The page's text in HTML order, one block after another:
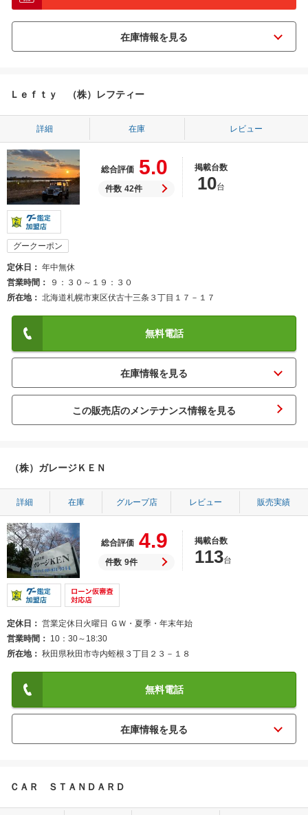
Ｌｅｆｔｙ （株）レフティー
詳細 在庫 レビュー
総合評価 5.0
件数 42件
掲載台数
10台
グークーポン
定休日
年中無休
営業時間
９：３０～１９：３０
所在地
北海道札幌市東区伏古十三条３丁目１７－１７
無料電話
この販売店のメンテナンス情報を見る
（株）ガレージＫＥＮ
詳細 在庫 グループ店 レビュー 販売実績
総合評価 4.9
件数 9件
掲載台数
113台
定休日
営業定休日火曜日 ＧＷ・夏季・年末年始
営業時間
10：30～18:30
所在地
秋田県秋田市寺内蛭根３丁目２３－１８
無料電話
ＣＡＲ ＳＴＡＮＤＡＲＤ